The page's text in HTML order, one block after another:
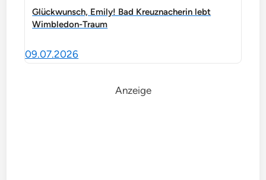
Glückwunsch, Emily! Bad Kreuznacherin lebt
Wimbledon-Traum
09.07.2026
Anzeige